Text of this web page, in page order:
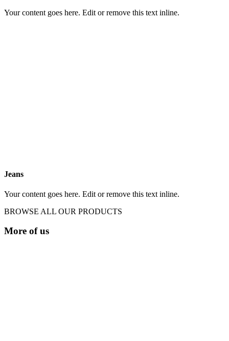
Your content goes here. Edit or remove this text inline.
Jeans
Your content goes here. Edit or remove this text inline.
BROWSE ALL OUR PRODUCTS
More of us